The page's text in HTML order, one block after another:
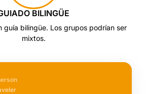
BILINGÜE
guía bilingüe. Los grupos podrían ser
mixtos.